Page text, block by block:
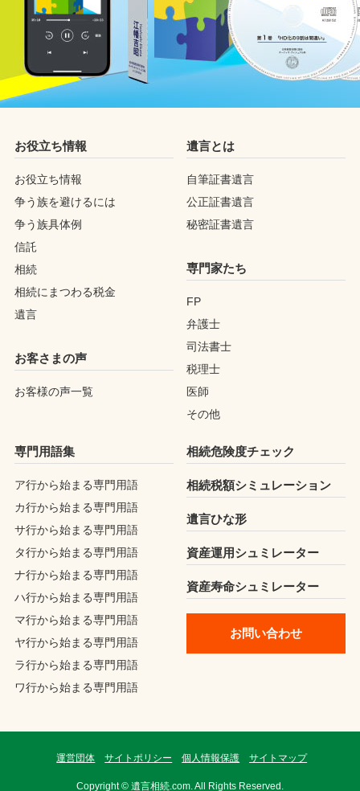
お役立ち情報
お役立ち情報
争う族を避けるには
争う族具体例
信託
相続
相続にまつわる税金
遺言
お客さまの声
お客様の声一覧
遺言とは
自筆証書遺言
公正証書遺言
秘密証書遺言
専門家たち
FP
弁護士
司法書士
税理士
医師
その他
専門用語集
ア行から始まる専門用語
カ行から始まる専門用語
サ行から始まる専門用語
タ行から始まる専門用語
ナ行から始まる専門用語
ハ行から始まる専門用語
マ行から始まる専門用語
ヤ行から始まる専門用語
ラ行から始まる専門用語
ワ行から始まる専門用語
相続危険度チェック
相続税額シミュレーション
遺言ひな形
資産運用シュミレーター
資産寿命シュミレーター
お問い合わせ
運営団体 サイトポリシー 個人情報保護 サイトマップ
Copyright © 遺言相続.com. All Rights Reserved.